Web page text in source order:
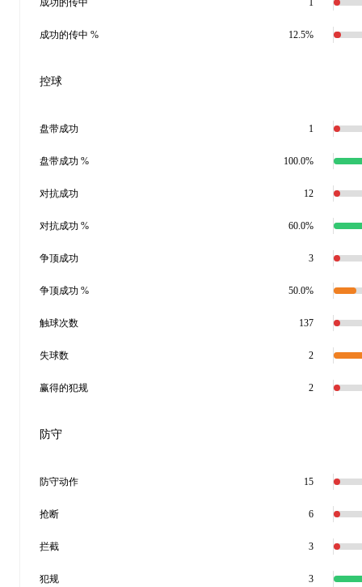
成功的传中 1
成功的传中 % 12.5%
控球
盘带成功 1
盘带成功 % 100.0%
对抗成功 12
对抗成功 % 60.0%
争顶成功 3
争顶成功 % 50.0%
触球次数 137
失球数 2
赢得的犯规 2
防守
防守动作 15
抢断 6
拦截 3
犯规 3